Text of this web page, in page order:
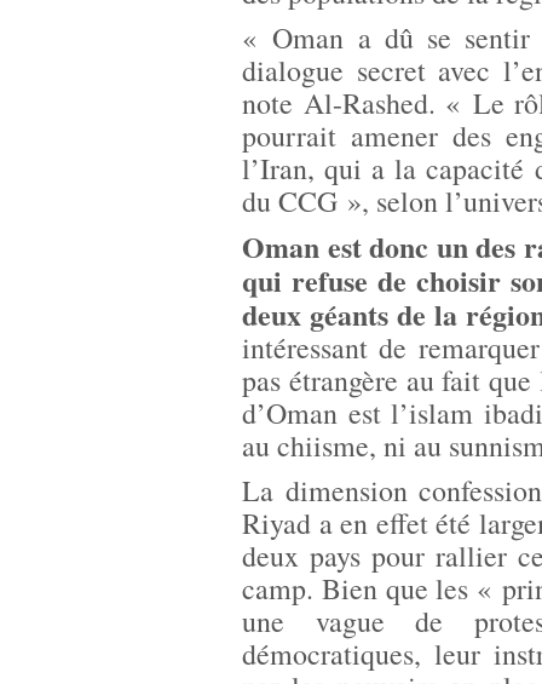
« Oman a dû se sentir
dialogue secret avec
note Al-Rashed. « Le
pourrait amener des
l’Iran, qui a la capacité
du CCG », selon
Oman est donc un des
qui refuse de choisir
deux géants de la
intéressant de
pas étrangère au fait
d’Oman est l’islam
au chiisme, ni au
La dimension
Riyad a en effet été
deux pays pour rallier
camp. Bien que les «
une vague de
démocratiques, leur